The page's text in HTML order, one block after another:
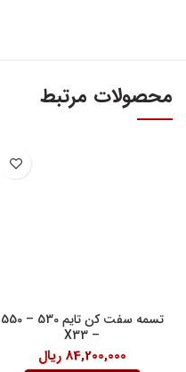
محصولات مرتبط
تسمه سفت کن تایم 530 – 550
– X33
84,200,000 ریال